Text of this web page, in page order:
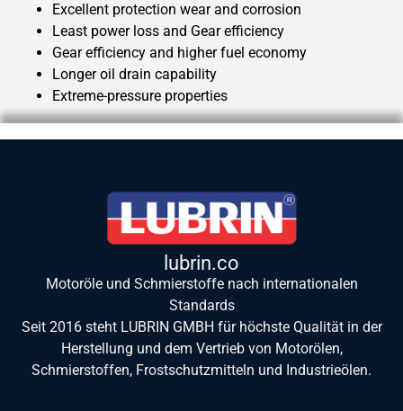
Excellent protection wear and corrosion
Least power loss and Gear efficiency
Gear efficiency and higher fuel economy
Longer oil drain capability
Extreme-pressure properties
lubrin.co
Motoröle und Schmierstoffe nach internationalen
Standards
Seit 2016 steht LUBRIN GMBH für höchste Qualität in der
Herstellung und dem Vertrieb von Motorölen,
Schmierstoffen, Frostschutzmitteln und Industrieölen.